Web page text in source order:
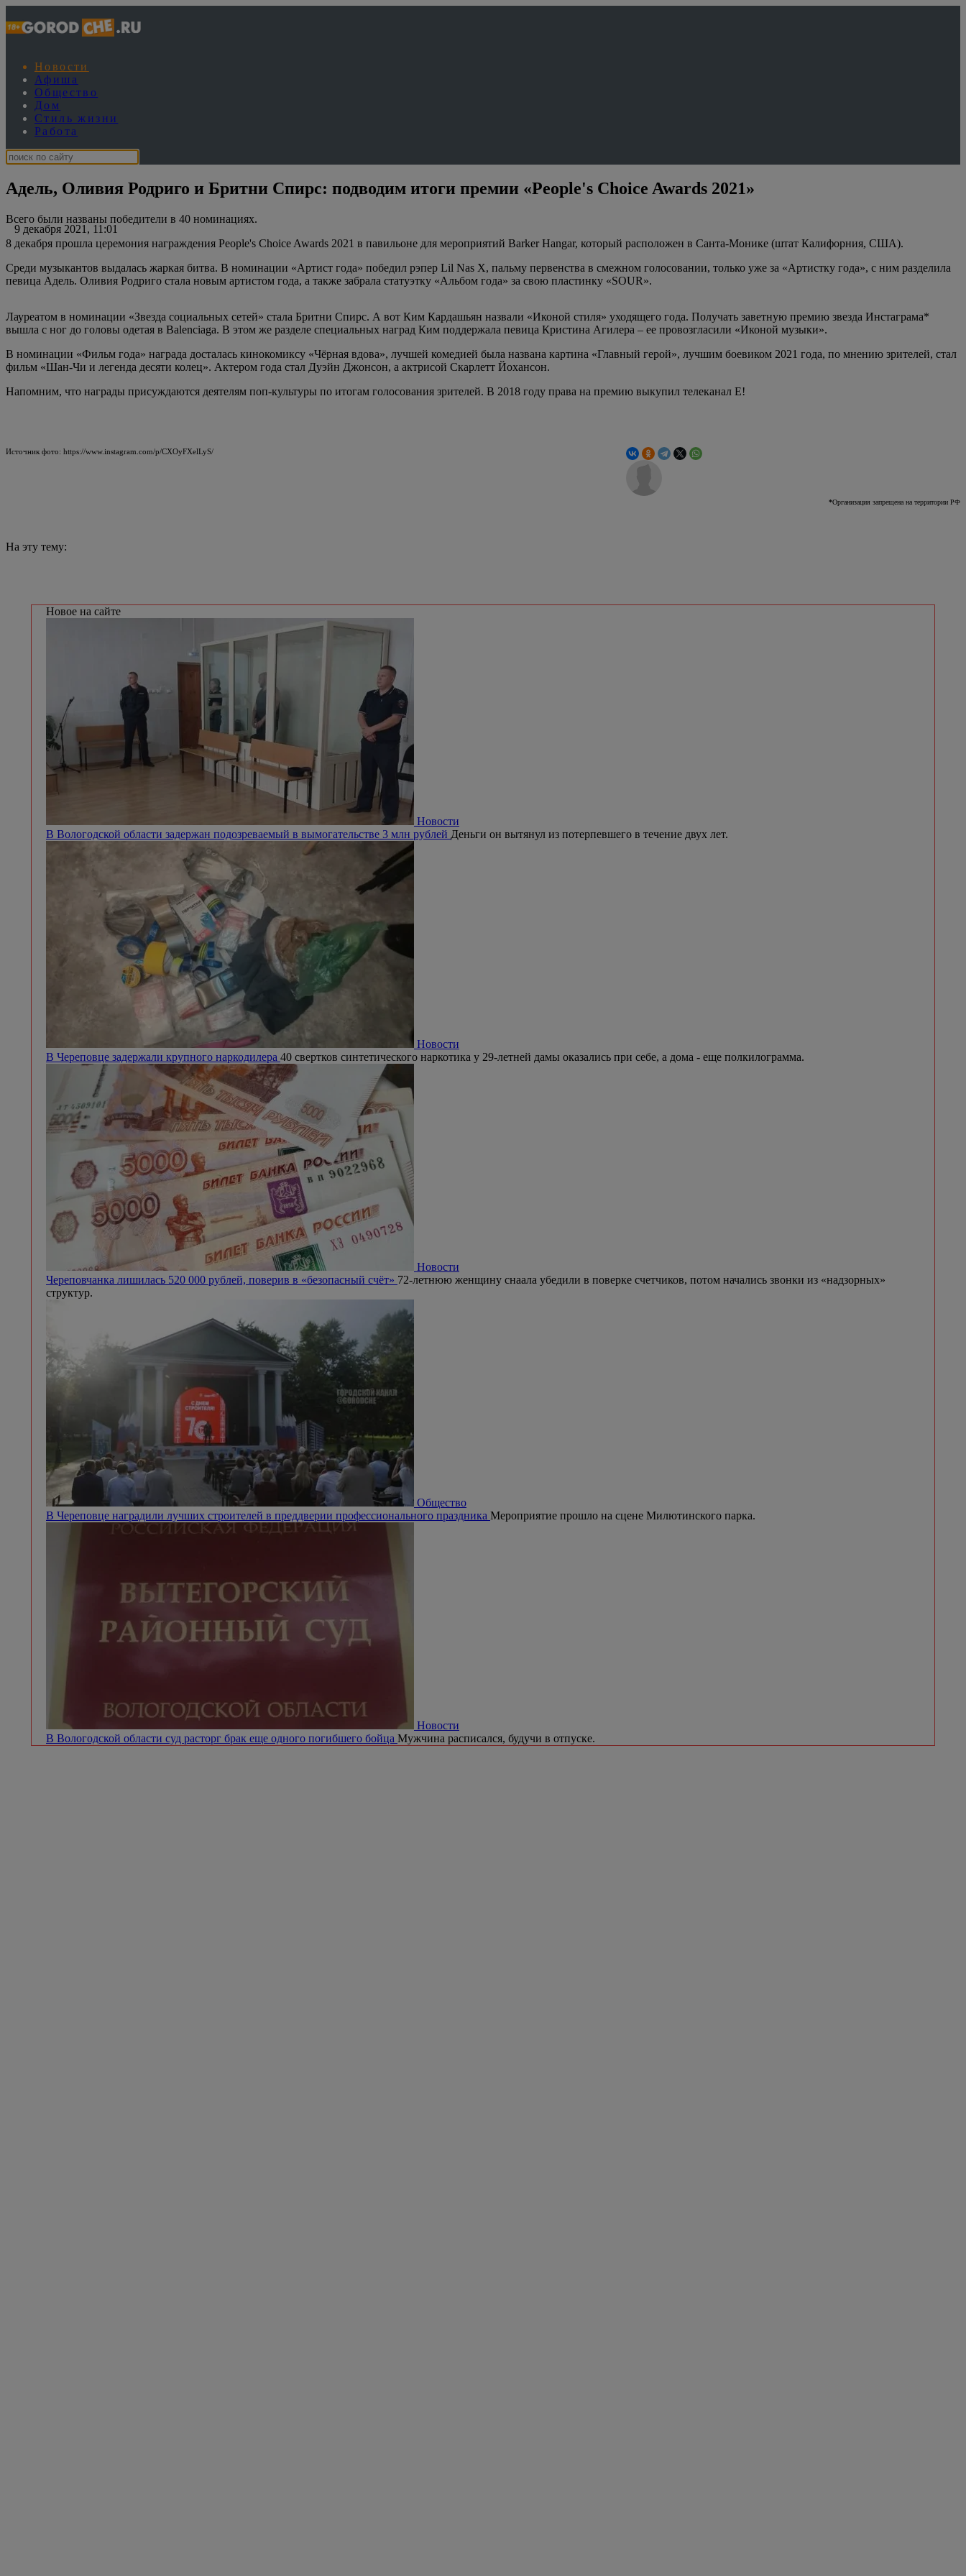
Новости
Афиша
Общество
Дом
Стиль жизни
Работа
Адель, Оливия Родриго и Бритни Спирс: подводим итоги премии «People's Choice Awards 2021»
9 декабря 2021, 11:01
Всего были названы победители в 40 номинациях.
8 декабря прошла церемония награждения People's Choice Awards 2021 в павильоне для мероприятий Barker Hangar, который расположен в Санта-Монике (штат Калифорния, США).
Среди музыкантов выдалась жаркая битва. В номинации «Артист года» победил рэпер Lil Nas X, пальму первенства в смежном голосовании, только уже за «Артистку года», с ним разделила
певица Адель. Оливия Родриго стала новым артистом года, а также забрала статуэтку «Альбом года» за свою пластинку «SOUR».
Лауреатом в номинации «Звезда социальных сетей» стала Бритни Спирс. А вот Ким Кардашьян назвали «Иконой стиля» уходящего года. Получать заветную премию звезда Инстаграма*
вышла с ног до головы одетая в Balenciaga. В этом же разделе специальных наград Ким поддержала певица Кристина Агилера – ее провозгласили «Иконой музыки».
В номинации «Фильм года» награда досталась кинокомиксу «Чёрная вдова», лучшей комедией была названа картина «Главный герой», лучшим боевиком 2021 года, по мнению зрителей, стал
фильм «Шан-Чи и легенда десяти колец». Актером года стал Дуэйн Джонсон, а актрисой Скарлетт Йохансон.
Напомним, что награды присуждаются деятелям поп-культуры по итогам голосования зрителей. В 2018 году права на премию выкупил телеканал E!
Источник фото: https://www.instagram.com/p/CXOyFXelLyS/
*Организация запрещена на территории РФ
На эту тему:
Новое на сайте
Новости
В Вологодской области задержан подозреваемый в вымогательстве 3 млн рублей Деньги он вытянул из потерпевшего в течение двух лет.
Новости
В Череповце задержали крупного наркодилера 40 свертков синтетического наркотика у 29-летней дамы оказались при себе, а дома - еще полкилограмма.
Новости
Череповчанка лишилась 520 000 рублей, поверив в «безопасный счёт» 72-летнюю женщину снаала убедили в поверке счетчиков, потом начались звонки из «надзорных»
структур.
Общество
В Череповце наградили лучших строителей в преддверии профессионального праздника Мероприятие прошло на сцене Милютинского парка.
Новости
В Вологодской области суд расторг брак еще одного погибшего бойца Мужчина расписался, будучи в отпуске.